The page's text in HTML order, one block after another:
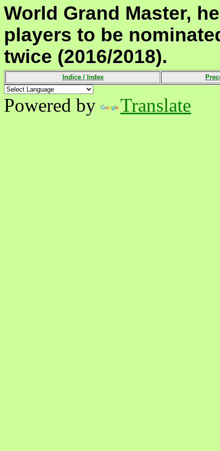
World Grand Master,
players to be
twice (2016/2018).
Indice / Index
Powered by Translate